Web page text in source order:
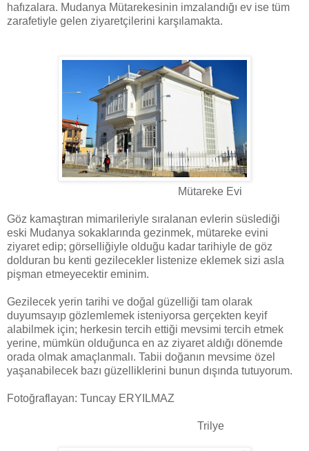
hafızalara. Mudanya Mütarekesinin imzalandığı ev ise tüm
zarafetiyle gelen ziyaretçilerini karşılamakta.
Mütareke Evi
Göz kamaştıran mimarileriyle sıralanan evlerin süslediği
eski Mudanya sokaklarında gezinmek, mütareke evini
ziyaret edip; görselliğiyle olduğu kadar tarihiyle de göz
dolduran bu kenti gezilecekler listenize eklemek sizi asla
pişman etmeyecektir eminim.
Gezilecek yerin tarihi ve doğal güzelliği tam olarak
duyumsayıp gözlemlemek isteniyorsa gerçekten keyif
alabilmek için; herkesin tercih ettiği mevsimi tercih etmek
yerine, mümkün olduğunca en az ziyaret aldığı dönemde
orada olmak amaçlanmalı. Tabii doğanın mevsime özel
yaşanabilecek bazı güzelliklerini bunun dışında tutuyorum.
Fotoğraflayan: Tuncay ERYILMAZ
Trilye